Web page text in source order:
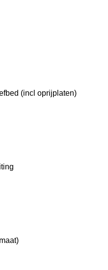
(incl oprijplaten)